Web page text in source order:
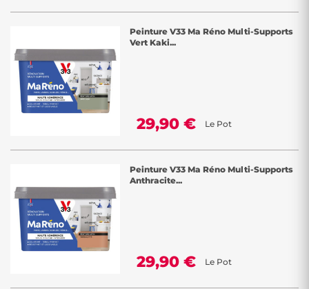
Peinture V33 Ma Réno Multi-Supports
Vert Kaki...
29,90 € Le Pot
Peinture V33 Ma Réno Multi-Supports
Anthracite...
29,90 € Le Pot